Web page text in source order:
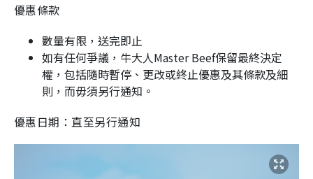
優惠條款
數量有限，送完即止
如有任何爭議，牛大人Master Beef保留最終決定
權，包括隨時暫停、更改或終止優惠及其條款及細
則，而毋須另行通知。
優惠日期：直至另行通知